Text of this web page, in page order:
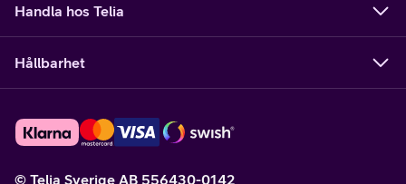
Handla hos Telia
Hållbarhet
© Telia Sverige AB 556430-0142